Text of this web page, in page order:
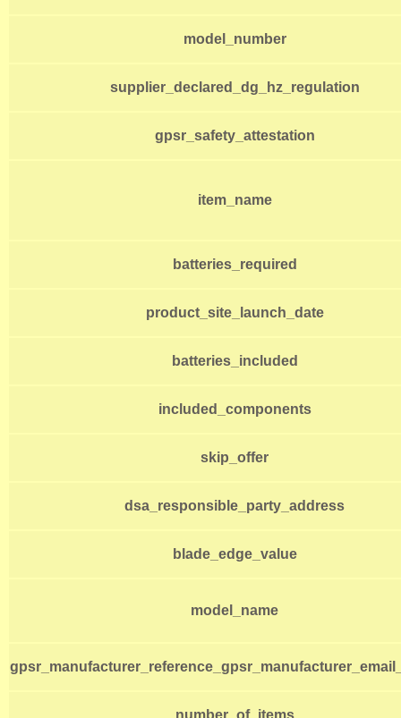
model_number
supplier_declared_dg_hz_regulation
gpsr_safety_attestation
item_name
batteries_required
product_site_launch_date
batteries_included
included_components
skip_offer
dsa_responsible_party_address
blade_edge_value
model_name
number_of_items